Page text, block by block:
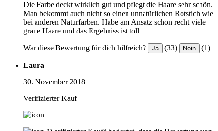
Die Farbe deckt wirklich gut und pflegt die Haare sehr schön.
Man bekommt auch nicht so einen unnatürlichen Rotstich wie
bei anderen Naturfarben. Habe am Ansatz schon recht viele
graue Haare und das Ergebniss ist toll.
War diese Bewertung für dich hilfreich? Ja (33) Nein (1)
Laura
30. November 2018
Verifizierter Kauf